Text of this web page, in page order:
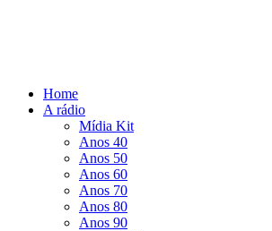
Home
A rádio
Mídia Kit
Anos 40
Anos 50
Anos 60
Anos 70
Anos 80
Anos 90